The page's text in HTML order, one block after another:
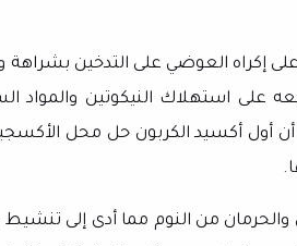
على إكراه العوضي على التدخين
على استهلاك النيكوتين والمواد
أن أول أكسيد الكربون حل محل
من النوم مما أدى إلى